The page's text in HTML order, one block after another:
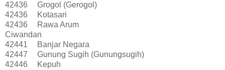
42436
Grogol (Gerogol)
42436
Kotasari
42436
Rawa Arum
Ciwandan
42441
Banjar Negara
42447
Gunung Sugih (Gunungsugih)
42446
Kepuh